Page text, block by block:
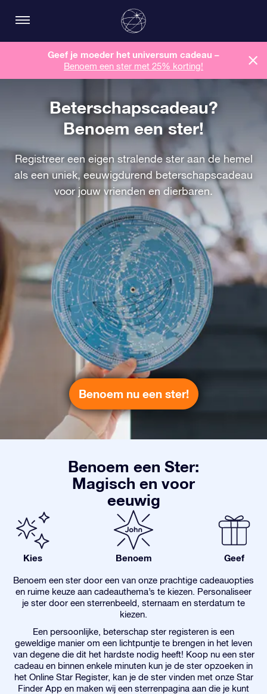
Geef je moeder het universum cadeau –
Benoem een ​​ster met 25% korting!
Beterschapscadeau?
Benoem een ster!
Registreer een eigen stralende ster aan de hemel
als een uniek, eeuwigdurend beterschapscadeau
voor jouw vrienden en dierbaren.
Benoem nu een ster!
Benoem een Ster:
Magisch en voor
eeuwig
Kies Benoem Geef
Benoem een ster door een van onze prachtige cadeauopties
en ruime keuze aan cadeauthema’s te kiezen. Personaliseer
je ster door een sterrenbeeld, sternaam en sterdatum te
kiezen.
Een persoonlijke, beterschap ster registeren is een
geweldige manier om een lichtpuntje te brengen in het leven
van degene die dit het hardste nodig heeft! Koop nu een ster
cadeau en binnen enkele minuten kun je de ster opzoeken in
het Online Star Register, kan je de ster vinden met onze Star
Finder App en maken wij een sterrenpagina aan die je kunt